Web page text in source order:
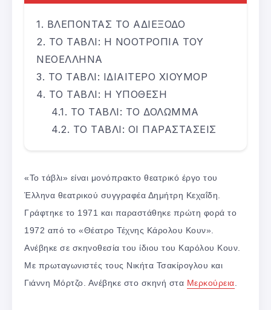
ΒΛΕΠΟΝΤΑΣ ΤΟ ΑΔΙΕΞΟΔΟ
ΤΟ ΤΑΒΛΙ: Η ΝΟΟΤΡΟΠΙΑ ΤΟΥ
ΝΕΟΕΛΛΗΝΑ
ΤΟ ΤΑΒΛΙ: ΙΔΙΑΙΤΕΡΟ ΧΙΟΥΜΟΡ
ΤΟ ΤΑΒΛΙ: Η ΥΠΟΘΕΣΗ
ΤΟ ΤΑΒΛΙ: ΤΟ ΔΟΛΩΜΜΑ
ΤΟ ΤΑΒΛΙ: ΟΙ ΠΑΡΑΣΤΑΣΕΙΣ
«Το τάβλι» είναι μονόπρακτο θεατρικό έργο του
Έλληνα θεατρικού συγγραφέα Δημήτρη Κεχαΐδη.
Γράφτηκε το 1971 και παραστάθηκε πρώτη φορά το
1972 από το «Θέατρο Τέχνης Κάρολου Κουν».
Ανέβηκε σε σκηνοθεσία του ίδιου του Καρόλου Κουν.
Με πρωταγωνιστές τους Νικήτα Τσακίρογλου και
Γιάννη Μόρτζο. Ανέβηκε στο σκηνή στα Μερκούρεια